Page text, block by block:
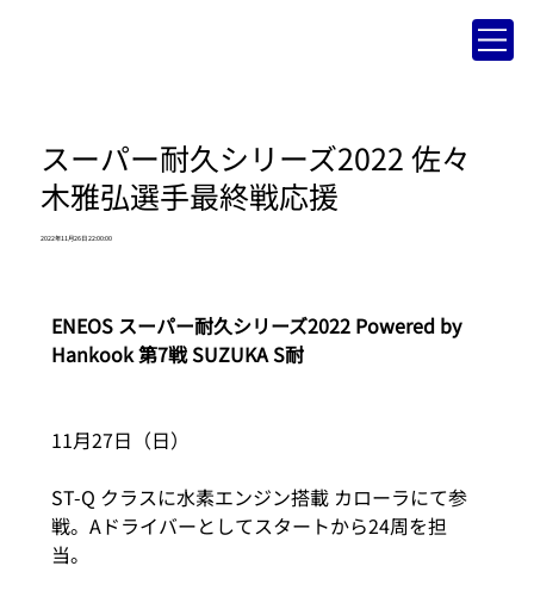
スーパー耐久シリーズ2022 佐々
木雅弘選手最終戦応援
2022年11月26日 22:00:00
ENEOS スーパー耐久シリーズ2022 Powered by
Hankook 第7戦 SUZUKA S耐
11月27日（日）
ST-Q クラスに水素エンジン搭載 カローラにて参
戦。Aドライバーとしてスタートから24周を担
当。